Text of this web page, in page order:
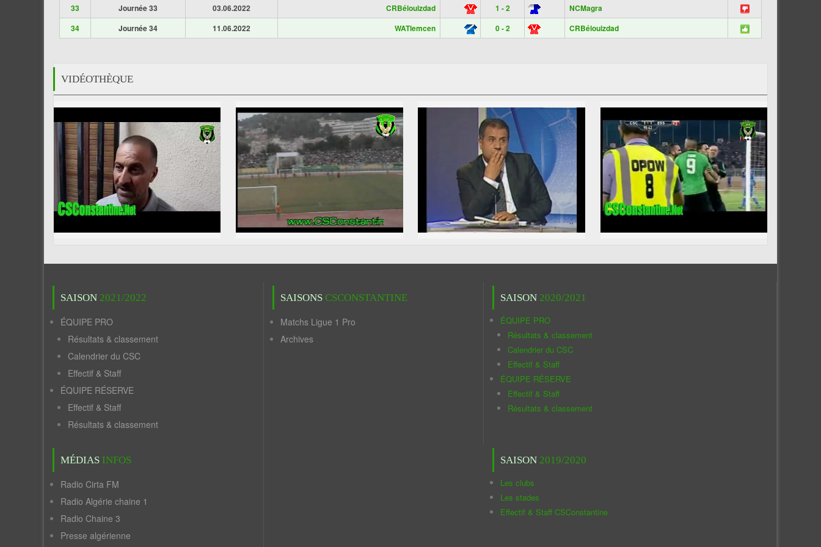
33 Journée 33 03.06.2022 CRBélouizdad 1 - 2
NCMagra
34
Journée 34 11.06.2022 WATlemcen 0 - 2 CRBélouizdad
VIDÉOTHÈQUE
SAISON 2021/2022
ÉQUIPE PRO
Résultats & classement
Calendrier du CSC
Effectif & Staff
ÉQUIPE RÉSERVE
Effectif & Staff
Résultats & classement
MÉDIAS INFOS
Radio Cirta FM
Radio Algérie chaine 1
Radio Chaine 3
Presse algérienne
SAISONS CSCONSTANTINE
Matchs Ligue 1 Pro
Archives
SAISON 2020/2021
ÉQUIPE PRO
Résultats & classement
Calendrier du CSC
Effectif & Staff
ÉQUIPE RÉSERVE
Effectif & Staff
Résultats & classement
SAISON 2019/2020
Les clubs
Les stades
Effectif & Staff CSConstantine